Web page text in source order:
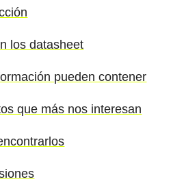
los datasheet
pueden contener
que más nos interesan